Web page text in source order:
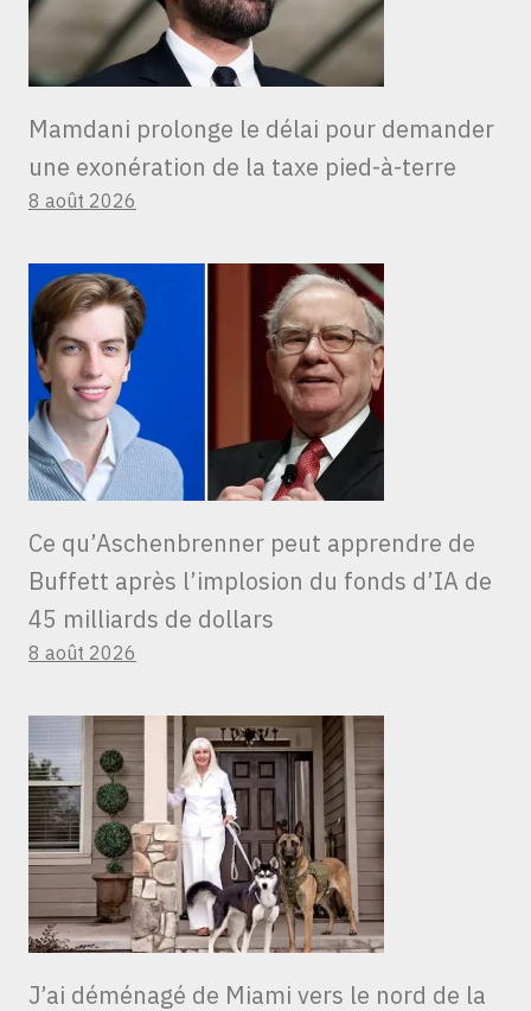
Mamdani prolonge le délai pour demander
une exonération de la taxe pied-à-terre
8 août 2026
Ce qu’Aschenbrenner peut apprendre de
Buffett après l’implosion du fonds d’IA de
45 milliards de dollars
8 août 2026
J’ai déménagé de Miami vers le nord de la